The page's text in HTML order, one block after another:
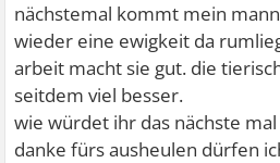
nächstemal kommt mein
wieder eine ewigkeit da
arbeit macht sie gut. die
seitdem viel besser.
wie würdet ihr das nächste
danke fürs ausheulen dürfen